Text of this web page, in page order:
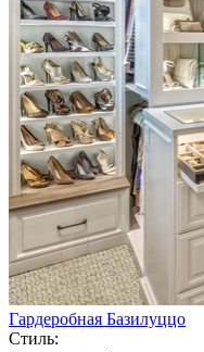
Гардеробная Базилуццо
Стиль: